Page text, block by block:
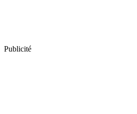
Publicité